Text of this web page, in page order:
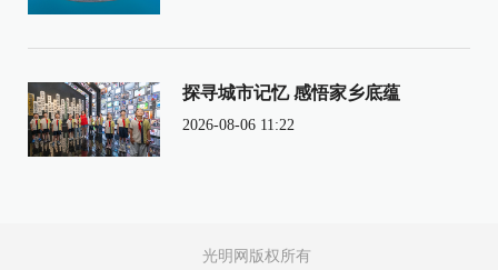
探寻城市记忆 感悟家乡底蕴
2026-08-06 11:22
光明网版权所有